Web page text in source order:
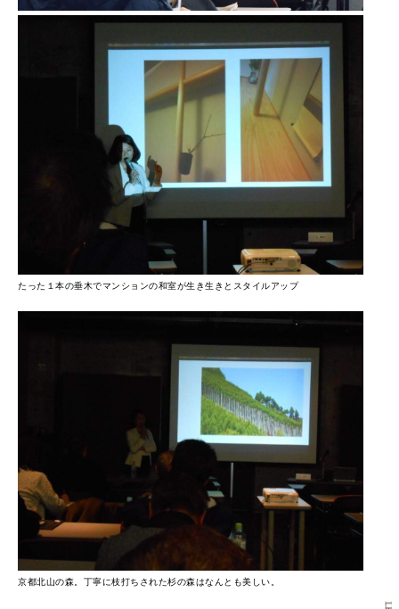
たった１本の垂木でマンションの和室が生き生きとスタイルアップ
京都北山の森。丁寧に枝打ちされた杉の森はなんとも美しい。